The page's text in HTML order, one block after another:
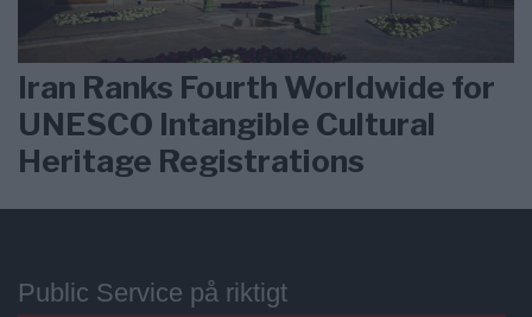
Iran Ranks Fourth Worldwide for
UNESCO Intangible Cultural
Heritage Registrations
Public Service på riktigt